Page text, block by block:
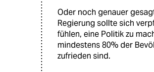
Oder noch genauer
Regierung sollte sich
fühlen, eine Politik zu
mindestens 80% der
zufrieden sind.